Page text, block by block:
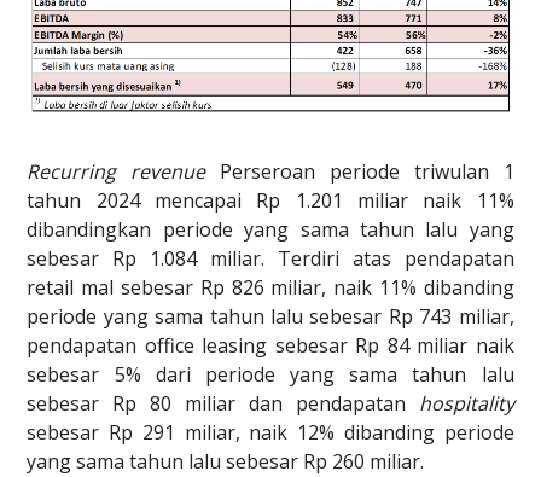
Recurring revenuePerseroan periode triwulan 1
tahun 2024 mencapai Rp 1.201 miliar naik 11%
dibandingkan periode yang sama tahun lalu yang
sebesar Rp 1.084 miliar. Terdiri atas pendapatan
retail mal sebesar Rp 826 miliar, naik 11% dibanding
periode yang sama tahun lalu sebesar Rp 743 miliar,
pendapatan office leasing sebesar Rp 84 miliar naik
sebesar 5% dari periode yang sama tahun lalu
sebesar Rp 80 miliar dan pendapatan hospitality
sebesar Rp 291 miliar, naik 12% dibanding periode
yang sama tahun lalu sebesar Rp 260 miliar.